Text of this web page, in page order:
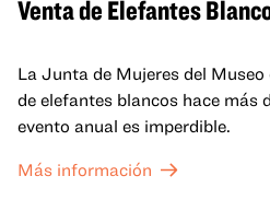
Venta de Elefantes
La Junta de Mujeres del
de elefantes blancos hace más
evento anual es imperdible.
Más información